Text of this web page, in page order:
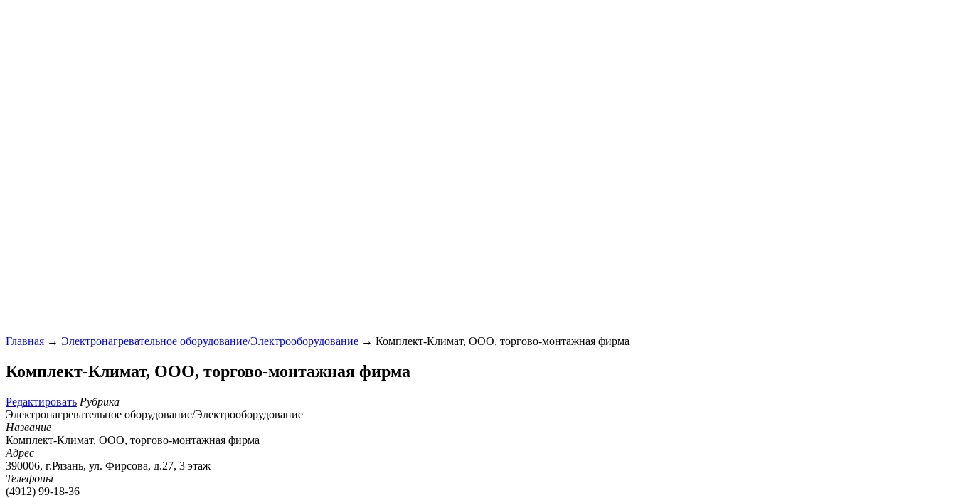
Главная → Электронагревательное оборудование/Электрооборудование → Комплект-Климат, ООО, торгово-монтажная фирма
Комплект-Климат, ООО, торгово-монтажная фирма
Редактировать Рубрика
Электронагревательное оборудование/Электрооборудование
Название
Комплект-Климат, ООО, торгово-монтажная фирма
Адрес
390006, г.Рязань, ул. Фирсова, д.27, 3 этаж
Телефоны
(4912) 99-18-36